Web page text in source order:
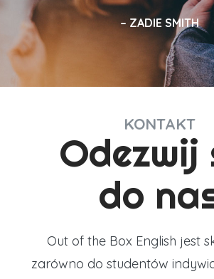
ZADIE SMITH
KONTAKT
Odezwij
do
Out of the Box English jest
zarówno do studentów